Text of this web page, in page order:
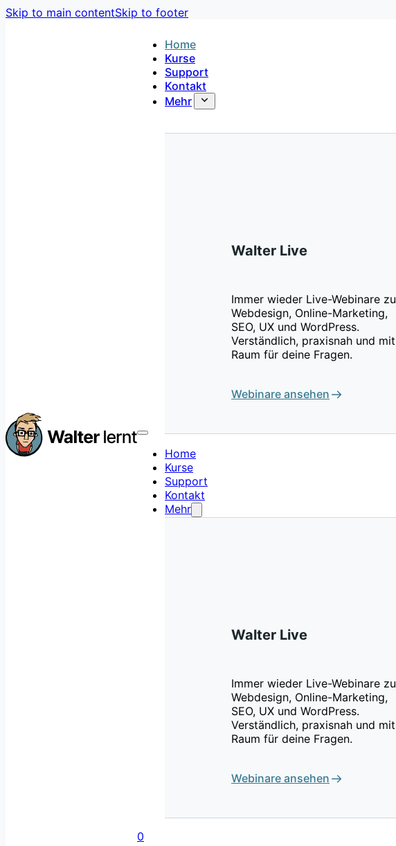
Skip to main contentSkip to footer
Home
Kurse
Support
Kontakt
Mehr
Walter Live
Immer wieder Live-Webinare zu
Webdesign, Online-Marketing,
SEO, UX und WordPress.
Verständlich, praxisnah und mit
Raum für deine Fragen.
Webinare ansehen
Home
Kurse
Support
Kontakt
Mehr
Walter Live
Immer wieder Live-Webinare zu
Webdesign, Online-Marketing,
SEO, UX und WordPress.
Verständlich, praxisnah und mit
Raum für deine Fragen.
Webinare ansehen
0